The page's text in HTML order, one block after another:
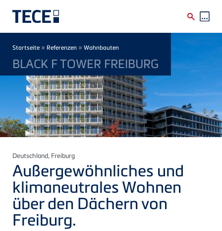
Breadcrumb
Startseite » Referenzen » Wohnbauten
BLACK F TOWER FREIBURG
Deutschland, Freiburg
Außergewöhnliches und
klimaneutrales Wohnen
über den Dächern von
Freiburg.